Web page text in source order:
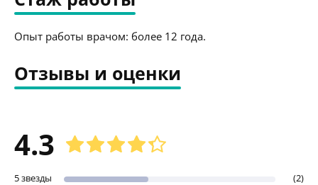
Опыт работы врачом: более 12 года.
Отзывы и оценки
4.3
5 звезды
(2)